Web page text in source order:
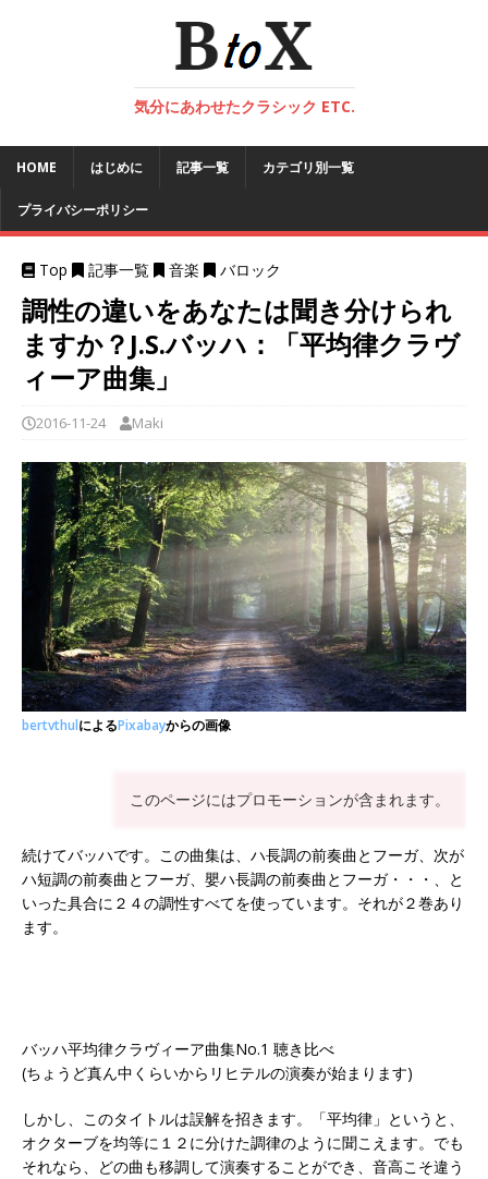
気分にあわせたクラシック ETC.
HOME はじめに 記事一覧 カテゴリ別一覧
プライバシーポリシー
Top 記事一覧 音楽 バロック
調性の違いをあなたは聞き分けられ
ますか？J.S.バッハ：「平均律クラヴ
ィーア曲集」
2016-11-24 Maki
bertvthulによるPixabayからの画像
このページにはプロモーションが含まれます。
続けてバッハです。この曲集は、ハ長調の前奏曲とフーガ、次が
ハ短調の前奏曲とフーガ、嬰ハ長調の前奏曲とフーガ・・・、と
いった具合に２４の調性すべてを使っています。それが２巻あり
ます。
バッハ平均律クラヴィーア曲集No.1 聴き比べ
(ちょうど真ん中くらいからリヒテルの演奏が始まります)
しかし、このタイトルは誤解を招きます。「平均律」というと、
オクターブを均等に１２に分けた調律のように聞こえます。でも
それなら、どの曲も移調して演奏することができ、音高こそ違う